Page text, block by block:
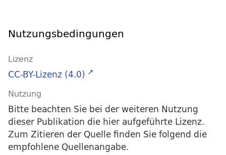
Nutzungsbedingungen
Lizenz
CC-BY-Lizenz (4.0)
Nutzung
Bitte beachten Sie bei der weiteren Nutzung
dieser Publikation die hier aufgeführte Lizenz.
Zum Zitieren der Quelle finden Sie folgend die
empfohlene Quellenangabe.